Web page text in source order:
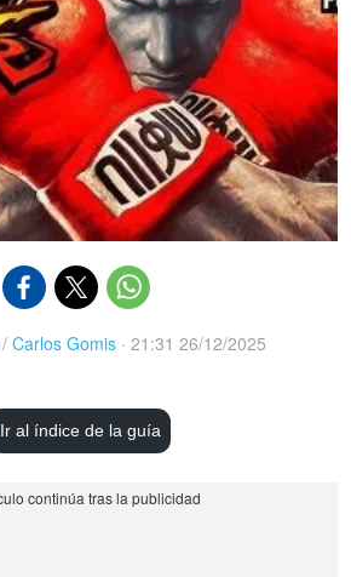
/ Carlos Gomis · 21:31 26/12/2025
Ir al índice de la guía